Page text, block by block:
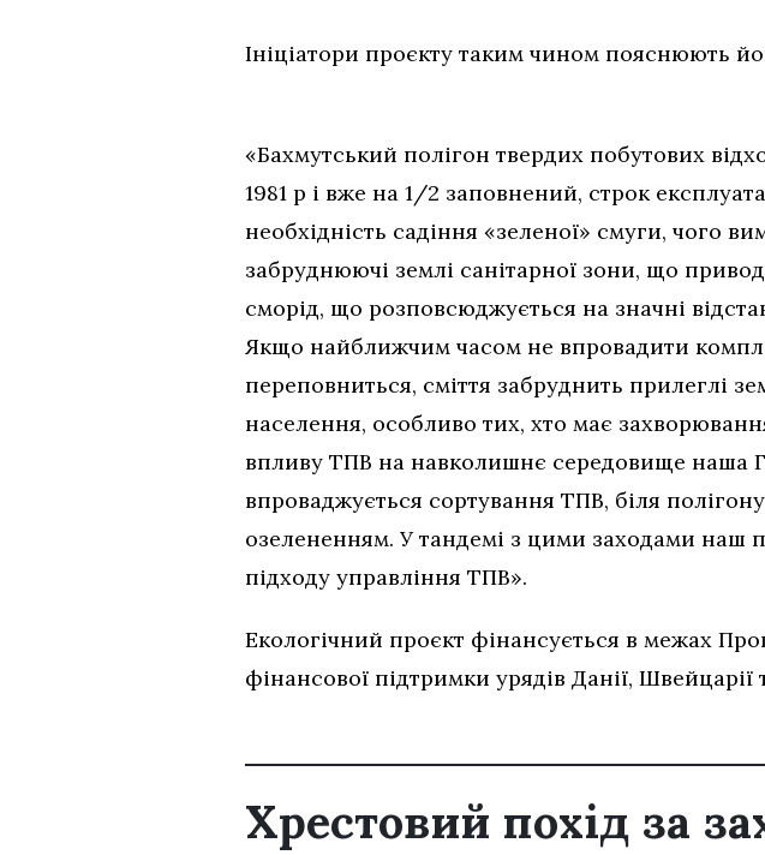
Ініціатори проєкту таким чином пояснюють
«Бахмутський полігон твердих побутових
1981 р і вже на 1/2 заповнений, строк
необхідність садіння «зеленої» смуги, чого
забруднюючі землі санітарної зони, що
сморід, що розповсюджується на значні
Якщо найближчим часом не впровадити
переповниться, сміття забруднить прилеглі
населення, особливо тих, хто має
впливу ТПВ на навколишнє середовище наша
впроваджується сортування ТПВ, біля
озелененням. У тандемі з цими заходами
підходу управління ТПВ».
Екологічний проєкт фінансується в межах
фінансової підтримки урядів Данії, Швейцарії
Хрестовий похід за